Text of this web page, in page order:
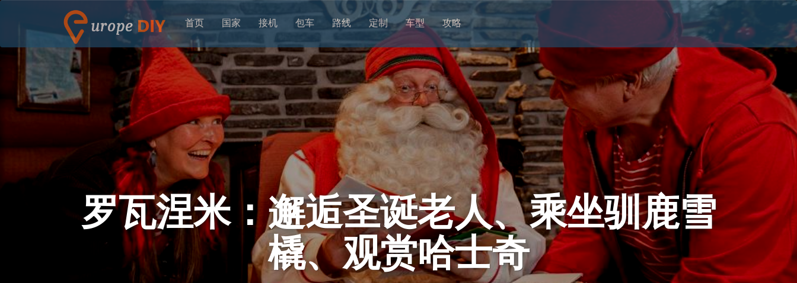
首页 国家 接机 包车 路线 定制 车型 攻略
罗瓦涅米：邂逅圣诞老人、乘坐驯鹿雪
橇、观赏哈士奇